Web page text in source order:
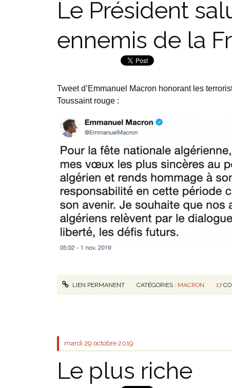
Le Président
ennemis de la
Tweet d’Emmanuel Macron honorant les
Toussaint rouge :
LIEN PERMANENT CATÉGORIES : MACRON 17
mardi 29 octobre 2019
Le plus riche